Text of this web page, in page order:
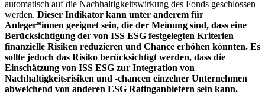
automatisch auf die Nachhaltigkeitswirkung des Fonds geschlossen
werden. Dieser Indikator kann unter anderem für
Anleger*innen geeignet sein, die der Meinung sind, dass eine
Berücksichtigung der von ISS ESG festgelegten Kriterien
finanzielle Risiken reduzieren und Chance erhöhen könnten. Es
sollte jedoch das Risiko berücksichtigt werden, dass die
Einschätzung von ISS ESG zur Integration von
Nachhaltigkeitsrisiken und -chancen einzelner Unternehmen
abweichend von anderen ESG Ratinganbietern sein kann.